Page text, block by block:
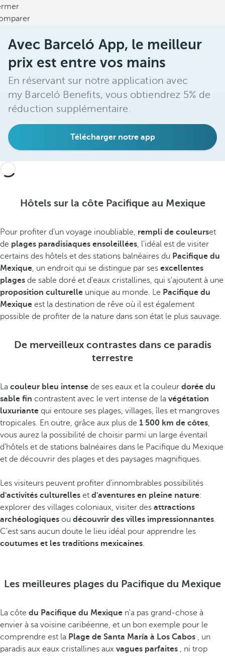
Avec Barceló App, le meilleur
prix est entre vos mains
En réservant sur notre application avec
my Barceló Benefits, vous obtiendrez 5% de
réduction supplémentaire.
Télécharger notre app
Hôtels sur la côte Pacifique au Mexique
Pour profiter d'un voyage inoubliable, rempli de couleurset
de plages paradisiaques ensoleillées, l'idéal est de visiter
certains des hôtels et des stations balnéaires du Pacifique du
Mexique, un endroit qui se distingue par ses excellentes
plages de sable doré et d'eaux cristallines, qui s'ajoutent à une
proposition culturelle unique au monde. Le Pacifique du
Mexique est la destination de rêve où il est également
possible de profiter de la nature dans son état le plus sauvage.
De merveilleux contrastes dans ce paradis
terrestre
La couleur bleu intense de ses eaux et la couleur dorée du
sable fin contrastent avec le vert intense de la végétation
luxuriante qui entoure ses plages, villages, îles et mangroves
tropicales. En outre, grâce aux plus de 1 500 km de côtes,
vous aurez la possibilité de choisir parmi un large éventail
d'hôtels et de stations balnéaires dans le Pacifique du Mexique
et de découvrir des plages et des paysages magnifiques.
Les visiteurs peuvent profiter d'innombrables possibilités
d'activités culturelles et d'aventures en pleine nature:
explorer des villages coloniaux, visiter des attractions
archéologiques ou découvrir des villes impressionnantes.
C'est sans aucun doute le lieu idéal pour apprendre les
coutumes et les traditions mexicaines.
Les meilleures plages du Pacifique du Mexique
La côte du Pacifique du Mexique n'a pas grand-chose à
envier à sa voisine caribéenne, et un bon exemple pour le
comprendre est la Plage de Santa María à Los Cabos , un
paradis aux eaux cristallines aux vagues parfaites , ni trop